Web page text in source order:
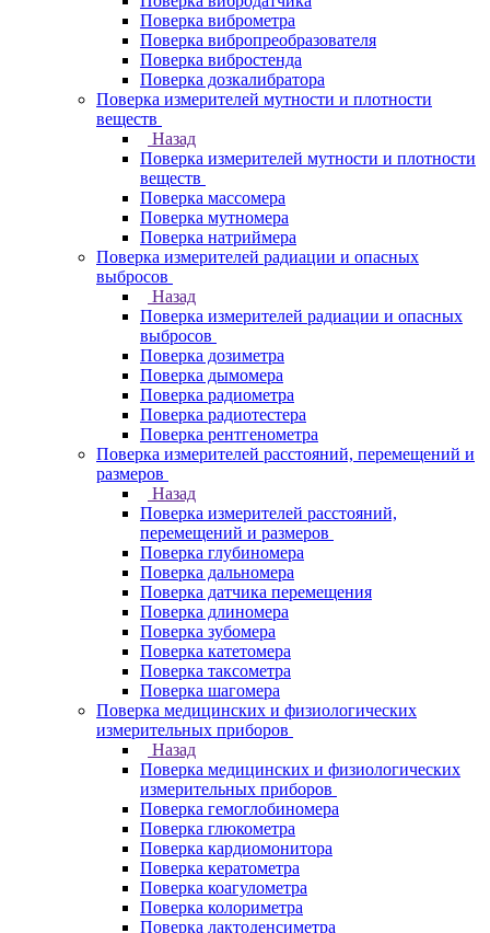
Поверка виброметра
Поверка вибропреобразователя
Поверка вибростенда
Поверка дозкалибратора
Поверка измерителей мутности и плотности
веществ
Назад
Поверка измерителей мутности и плотности
веществ
Поверка массомера
Поверка мутномера
Поверка натриймера
Поверка измерителей радиации и опасных
выбросов
Назад
Поверка измерителей радиации и опасных
выбросов
Поверка дозиметра
Поверка дымомера
Поверка радиометра
Поверка радиотестера
Поверка рентгенометра
Поверка измерителей расстояний, перемещений и
размеров
Назад
Поверка измерителей расстояний,
перемещений и размеров
Поверка глубиномера
Поверка дальномера
Поверка датчика перемещения
Поверка длиномера
Поверка зубомера
Поверка катетомера
Поверка таксометра
Поверка шагомера
Поверка медицинских и физиологических
измерительных приборов
Назад
Поверка медицинских и физиологических
измерительных приборов
Поверка гемоглобиномера
Поверка глюкометра
Поверка кардиомонитора
Поверка кератометра
Поверка коагулометра
Поверка колориметра
Поверка лактоденсиметра